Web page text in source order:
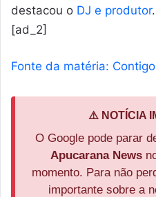
destacou o DJ e produtor.
[ad_2]
Fonte da matéria:
⚠️ NOTÍCIA
O Google pode parar
Apucarana News
momento. Para não
importante sobre a